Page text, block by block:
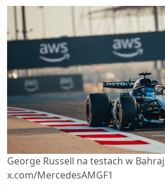
George Russell na testach w
x.com/MercedesAMGF1